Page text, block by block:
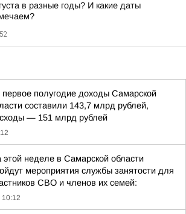
в разные годы? И какие даты
первое полугодие доходы Самарской
составили 143,7 млрд рублей,
— 151 млрд рублей
этой неделе в Самарской области
мероприятия службы занятости для
СВО и членов их семей:
10:12